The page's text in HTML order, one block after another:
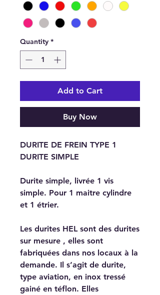
Quantity *
Add to Cart
Buy Now
DURITE DE FREIN TYPE 1
DURITE SIMPLE
Durite simple, livrée 1 vis
simple. Pour 1 maitre cylindre
et 1 étrier.
Les durites HEL sont des durites
sur mesure , elles sont
fabriquées dans nos locaux à la
demande. Il s’agit de durite,
type aviation, en inox tressé
gainé en téflon. Elles